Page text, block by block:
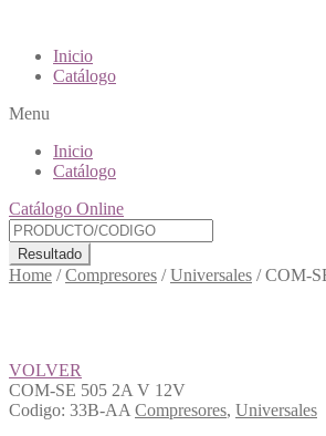
Inicio
Catálogo
Menu
Inicio
Catálogo
Catálogo Online
Resultado
Home /Compresores /Universales /COM-
VOLVER
COM-SE 505 2A V 12V
Codigo: 33B-AA Compresores, Universales